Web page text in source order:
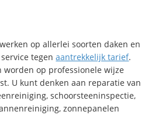
op allerlei soorten daken en
tegenaantrekkelijk tarief.
worden op professionele wijze
U kunt denken aan reparatie van
schoorsteeninspectie,
zonnepanelen